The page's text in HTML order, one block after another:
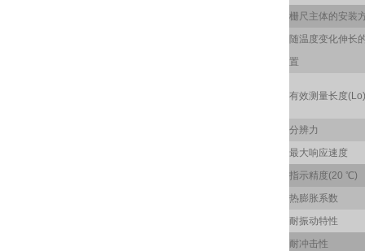
栅尺主体的安装
随温度变化伸长
置
有效测量长度(Lo)
分辨力
最大响应速度
指示精度(20 ℃)
热膨胀系数
耐振动特性
耐冲击性